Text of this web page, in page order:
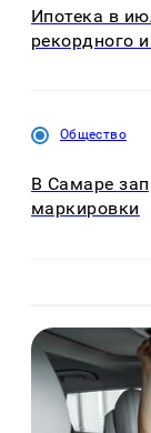
Ипотека в
рекордного
Общество
В Самаре
маркировки